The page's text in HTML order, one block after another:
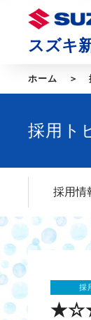
スズキ
ホーム
採用ト
採用情
採